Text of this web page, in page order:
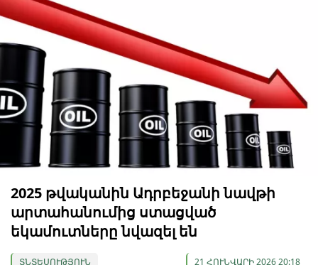
2025 թվականին Ադրբեջանի նավթի
արտահանումից ստացված
եկամուտները նվազել են
ՏՆՏԵՍՈՒԹՅՈՒՆ 21 ՀՈՒՆՎԱՐԻ 2026 20:18